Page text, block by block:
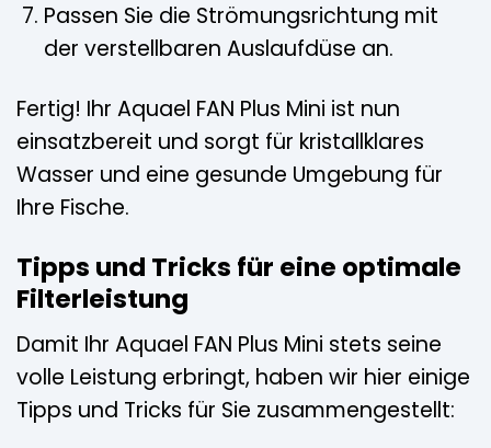
Passen Sie die Strömungsrichtung mit
der verstellbaren Auslaufdüse an.
Fertig! Ihr Aquael FAN Plus Mini ist nun
einsatzbereit und sorgt für kristallklares
Wasser und eine gesunde Umgebung für
Ihre Fische.
Tipps und Tricks für eine optimale
Filterleistung
Damit Ihr Aquael FAN Plus Mini stets seine
volle Leistung erbringt, haben wir hier einige
Tipps und Tricks für Sie zusammengestellt: